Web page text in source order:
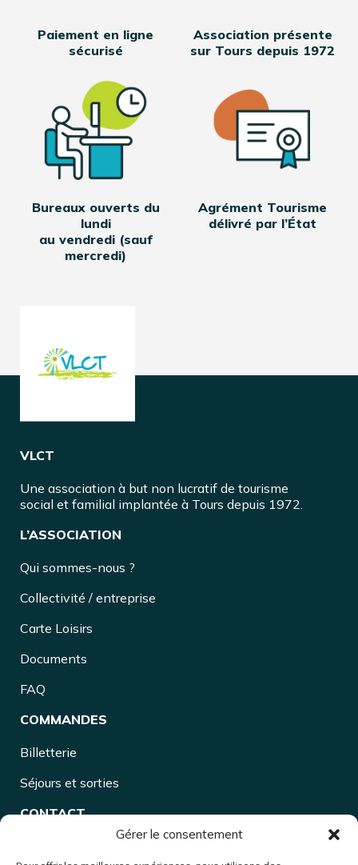
Gérer le consentement
Paiement en ligne
sécurisé
Association présente
sur Tours depuis 1972
Bureaux ouverts du
lundi
au vendredi (sauf
mercredi)
Agrément Tourisme
délivré par l’État
VLCT
Une association à but non lucratif de tourisme
social et familial implantée à Tours depuis 1972.
L’ASSOCIATION
Qui sommes-nous ?
Collectivité / entreprise
Carte Loisirs
Documents
FAQ
COMMANDES
Billetterie
Séjours et sorties
CONTACT